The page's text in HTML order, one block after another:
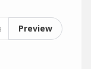
Preview